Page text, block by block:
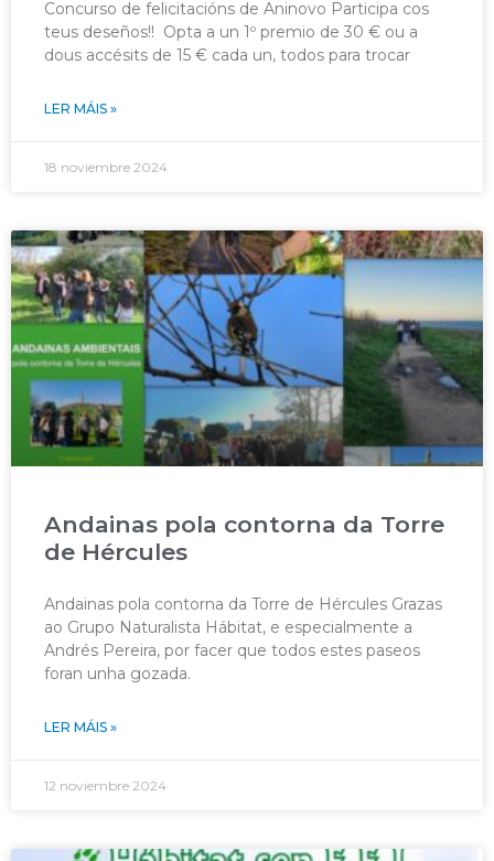
Concurso de felicitacións de Aninovo Participa cos
teus deseños!! Opta a un 1º premio de 30 € ou a
dous accésits de 15 € cada un, todos para trocar
LER MÁIS »
18 noviembre 2024
Andainas pola contorna da Torre
de Hércules
Andainas pola contorna da Torre de Hércules Grazas
ao Grupo Naturalista Hábitat, e especialmente a
Andrés Pereira, por facer que todos estes paseos
foran unha gozada.
LER MÁIS »
12 noviembre 2024